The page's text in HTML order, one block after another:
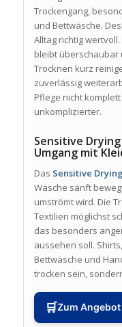
Trockengang,
und Bettwäsche.
Alltag richtig
bleibt überschaubar
Trocknen kurz
zuverlässig
Pflege nicht
unkomplizierter.
Sensitive
Umgang mit
Das Sensitive
Wäsche sanft
umströmt wird. Die
Textilien möglichst
das besonders
aussehen soll.
Bettwäsche und
trocken sein,
🛒Zum